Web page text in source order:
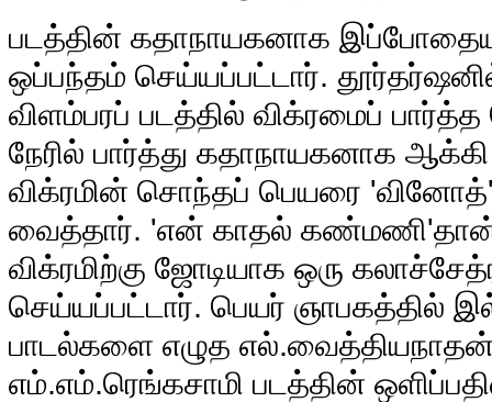
படத்தின் கதாநாயகனாக இப்போதைய
ஒப்பந்தம் செய்யப்பட்டார்.
விளம்பரப் படத்தில் விக்ரமைப்
நேரில் பார்த்து கதாநாயகனாக
விக்ரமின் சொந்தப் பெயரை 'வினோத்'
வைத்தார். 'என் காதல் கண்மணி'தான்
விக்ரமிற்கு ஜோடியாக ஒரு
செய்யப்பட்டார். பெயர் ஞாபகத்தில்
பாடல்களை எழுத
எம்.எம்.ரெங்கசாமி படத்தின்